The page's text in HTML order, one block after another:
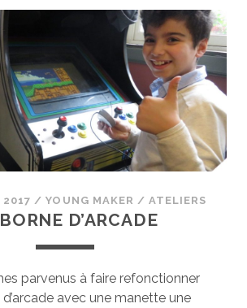
ET
PLUS
2017 /YOUNG MAKER /ATELIERS
D’ARCADE
parvenus à faire refonctionner
avec une manette une